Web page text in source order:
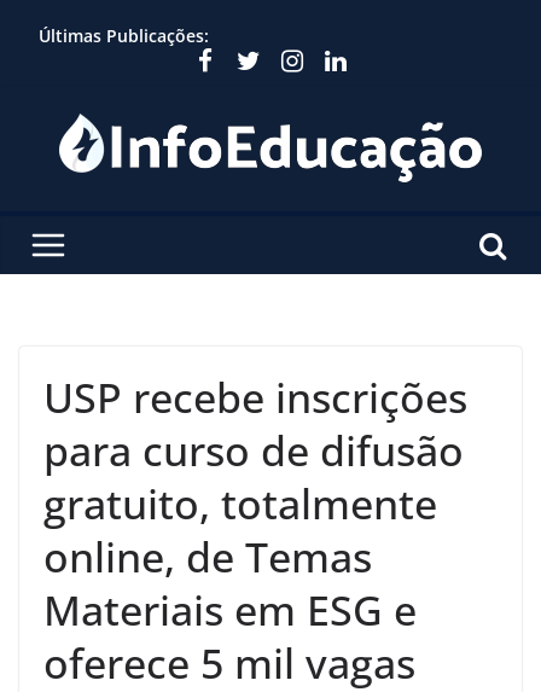
Últimas Publicações:
USP recebe inscrições
para curso de difusão
gratuito, totalmente
online, de Temas
Materiais em ESG e
oferece 5 mil vagas